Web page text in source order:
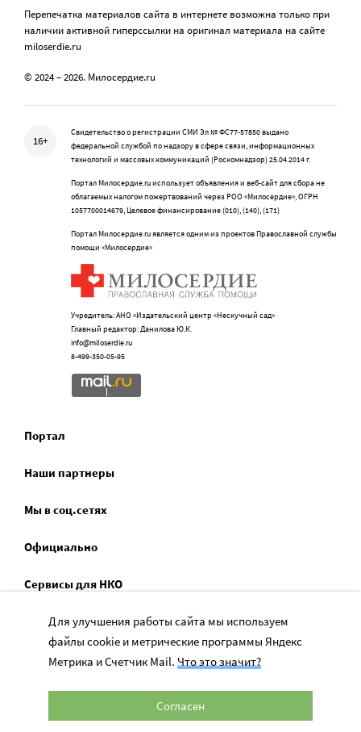
Перепечатка материалов сайта в интернете возможна только при
наличии активной гиперссылки на оригинал материала на сайте
miloserdie.ru
© 2024 – 2026. Милосердие.ru
16+
Свидетельство о регистрации СМИ Эл № ФС77-57850 выдано
федеральной службой по надзору в сфере связи, информационных
технологий и массовых коммуникаций (Роскомнадзор) 25.04.2014 г.
Портал Милосердие.ru использует объявления и веб-сайт для сбора не
облагаемых налогом пожертвований через РОО «Милосердие», ОГРН
1057700014679, Целевое финансирование (010), (140), (171)
Портал Милосердие.ru является одним из проектов Православной службы
помощи «Милосердие»
Учредитель: АНО «Издательский центр «Нескучный сад»
Главный редактор: Данилова Ю.К.
info@miloserdie.ru
8-499-350-05-95
Портал
Наши партнеры
Мы в соц.сетях
Официально
Сервисы для НКО
Спецпроекты
Социальное служение
Для улучшения работы сайта мы используем
файлы cookie и метрические программы Яндекс
Метрика и Счетчик Mail. Что это значит?
Согласен